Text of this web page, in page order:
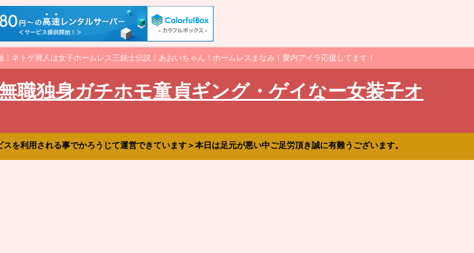
ネトゲ廃人は女子ホームレス三銃士伝説！あおいちゃん！ホームレスまなみ！愛内アイラ応援してます！
職独身ガチホモ童貞ギング・ゲイなー女装子オ
を利用される事でかろうじて運営できています＞本日は足元が悪い中ご足労頂き誠に有難うございます。